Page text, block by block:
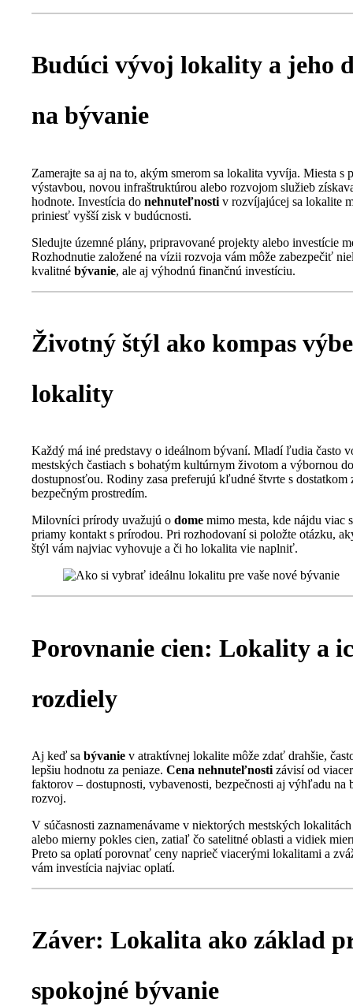
Budúci vývoj lokality a jeho
na bývanie
Zamerajte sa aj na to, akým smerom sa lokalita vyvíja. Miesta s
výstavbou, novou infraštruktúrou alebo rozvojom služieb
hodnote. Investícia do nehnuteľnosti v rozvíjajúcej sa lokalite
priniesť vyšší zisk v budúcnosti.
Sledujte územné plány, pripravované projekty alebo investície
Rozhodnutie založené na vízii rozvoja vám môže zabezpečiť
kvalitné bývanie, ale aj výhodnú finančnú investíciu.
Životný štýl ako kompas
lokality
Každý má iné predstavy o ideálnom bývaní. Mladí ľudia často
mestských častiach s bohatým kultúrnym životom a výbornou
dostupnosťou. Rodiny zasa preferujú kľudné štvrte s dostatkom
bezpečným prostredím.
Milovníci prírody uvažujú o dome mimo mesta, kde nájdu viac
priamy kontakt s prírodou. Pri rozhodovaní si položte otázku,
štýl vám najviac vyhovuje a či ho lokalita vie naplniť.
Porovnanie cien: Lokality a
rozdiely
Aj keď sa bývanie v atraktívnej lokalite môže zdať drahšie,
lepšiu hodnotu za peniaze. Cena nehnuteľnosti závisí od
faktorov – dostupnosti, vybavenosti, bezpečnosti aj výhľadu na
rozvoj.
V súčasnosti zaznamenávame v niektorých mestských
alebo mierny pokles cien, zatiaľ čo satelitné oblasti a vidiek
Preto sa oplatí porovnať ceny naprieč viacerými lokalitami a
vám investícia najviac oplatí.
Záver: Lokalita ako základ
spokojné bývanie